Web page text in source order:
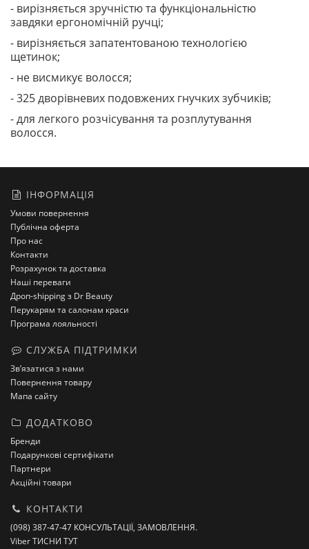
- вирізняється зручністю та функціональністю
завдяки ергономічній ручці;
- вирізняється запатентованою технологією
щетинок;
- не висмикує волосся;
- 325 дворівневих подовжених гнучких зубчиків;
- для легкого розчісування та розплутування
волосся.
ІНФОРМАЦІЯ
Умови повернення
Публічна оферта
Про нас
Контакти
Розрахунок та доставка
Наші переваги
Дроп-shipping з Dr Beauty
Перукарям та салонам краси
Програма лояльності
СЛУЖБА ПІДТРИМКИ
Зв’язатися з нами
Повернення товару
Мапа сайту
ДОДАТКОВО
Бренди
Подарункові сертифікати
Партнери
Акційні товари
КОНТАКТИ
(098) 387-47-47 КОНСУЛЬТАЦІЇ, ЗАМОВЛЕННЯ.
Viber ТИСНИ ТУТ